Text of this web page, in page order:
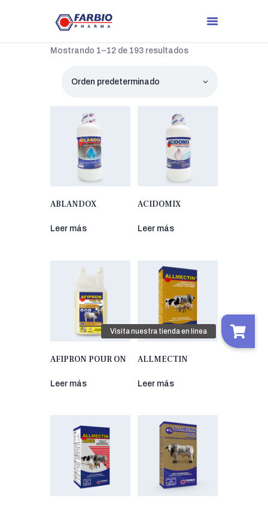
Mostrando 1–12 de 193 resultados
ABLANDOX
Leer más
ACIDOMIX
Leer más
AFIPRON POUR ON
Leer más
ALLMECTIN
Leer más